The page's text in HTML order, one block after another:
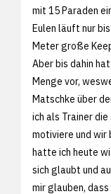
mit 15 Paraden
Eulen läuft nur
Meter große
Aber bis dahin
Menge vor,
Matschke über
ich als Trainer
motiviere und wir
hatte ich heute
sich glaubt und
mir glauben,